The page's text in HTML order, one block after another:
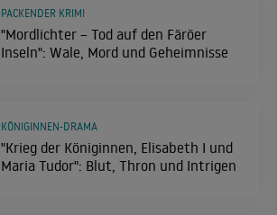
"Mordlichter – Tod auf den Färöer
Inseln": Wale, Mord und Geheimnisse
PACKENDER KRIMI
"Krieg der Königinnen, Elisabeth I und
Maria Tudor": Blut, Thron und Intrigen
KÖNIGINNEN-DRAMA